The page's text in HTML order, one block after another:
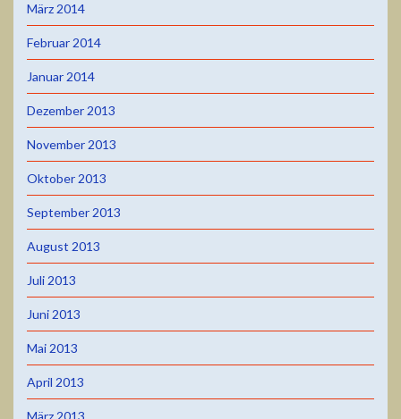
März 2014
Februar 2014
Januar 2014
Dezember 2013
November 2013
Oktober 2013
September 2013
August 2013
Juli 2013
Juni 2013
Mai 2013
April 2013